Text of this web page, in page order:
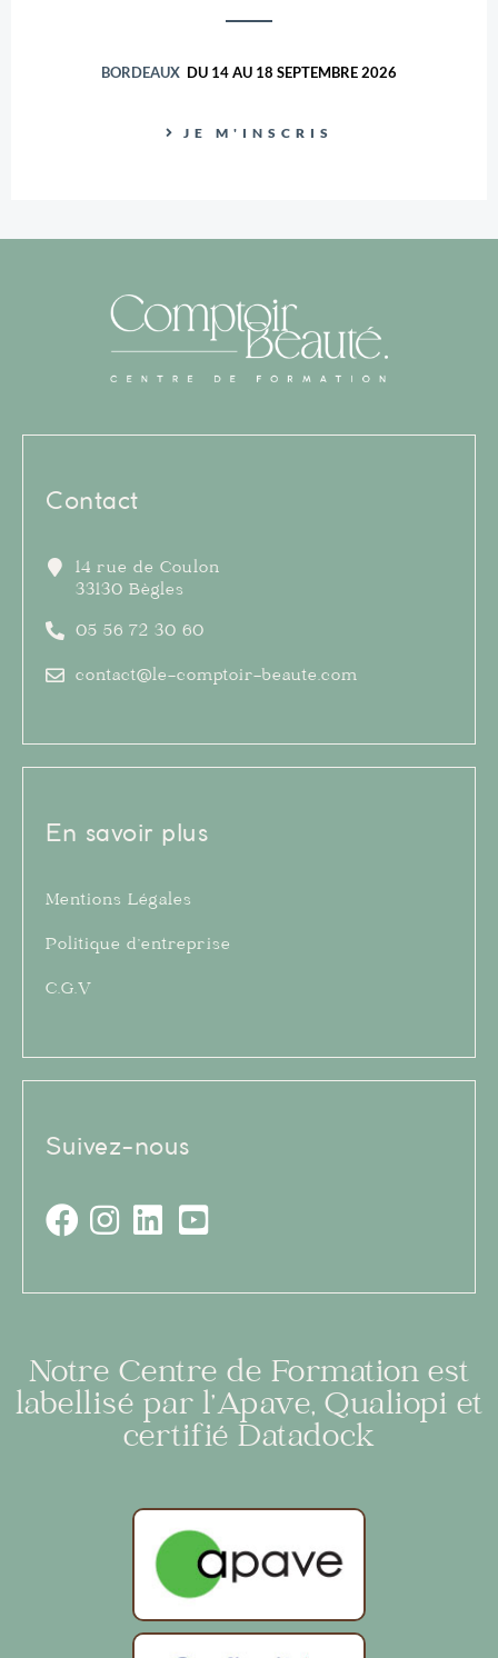
BORDEAUX DU 14 AU 18 SEPTEMBRE 2026
JE M'INSCRIS
Contact
14 rue de Coulon
33130 Bègles
05 56 72 30 60
contact@le-comptoir-beaute.com
En savoir plus
Mentions Légales
Politique d’entreprise
C.G.V
Suivez-nous
Notre Centre de Formation est
labellisé par l’Apave, Qualiopi et
certifié Datadock